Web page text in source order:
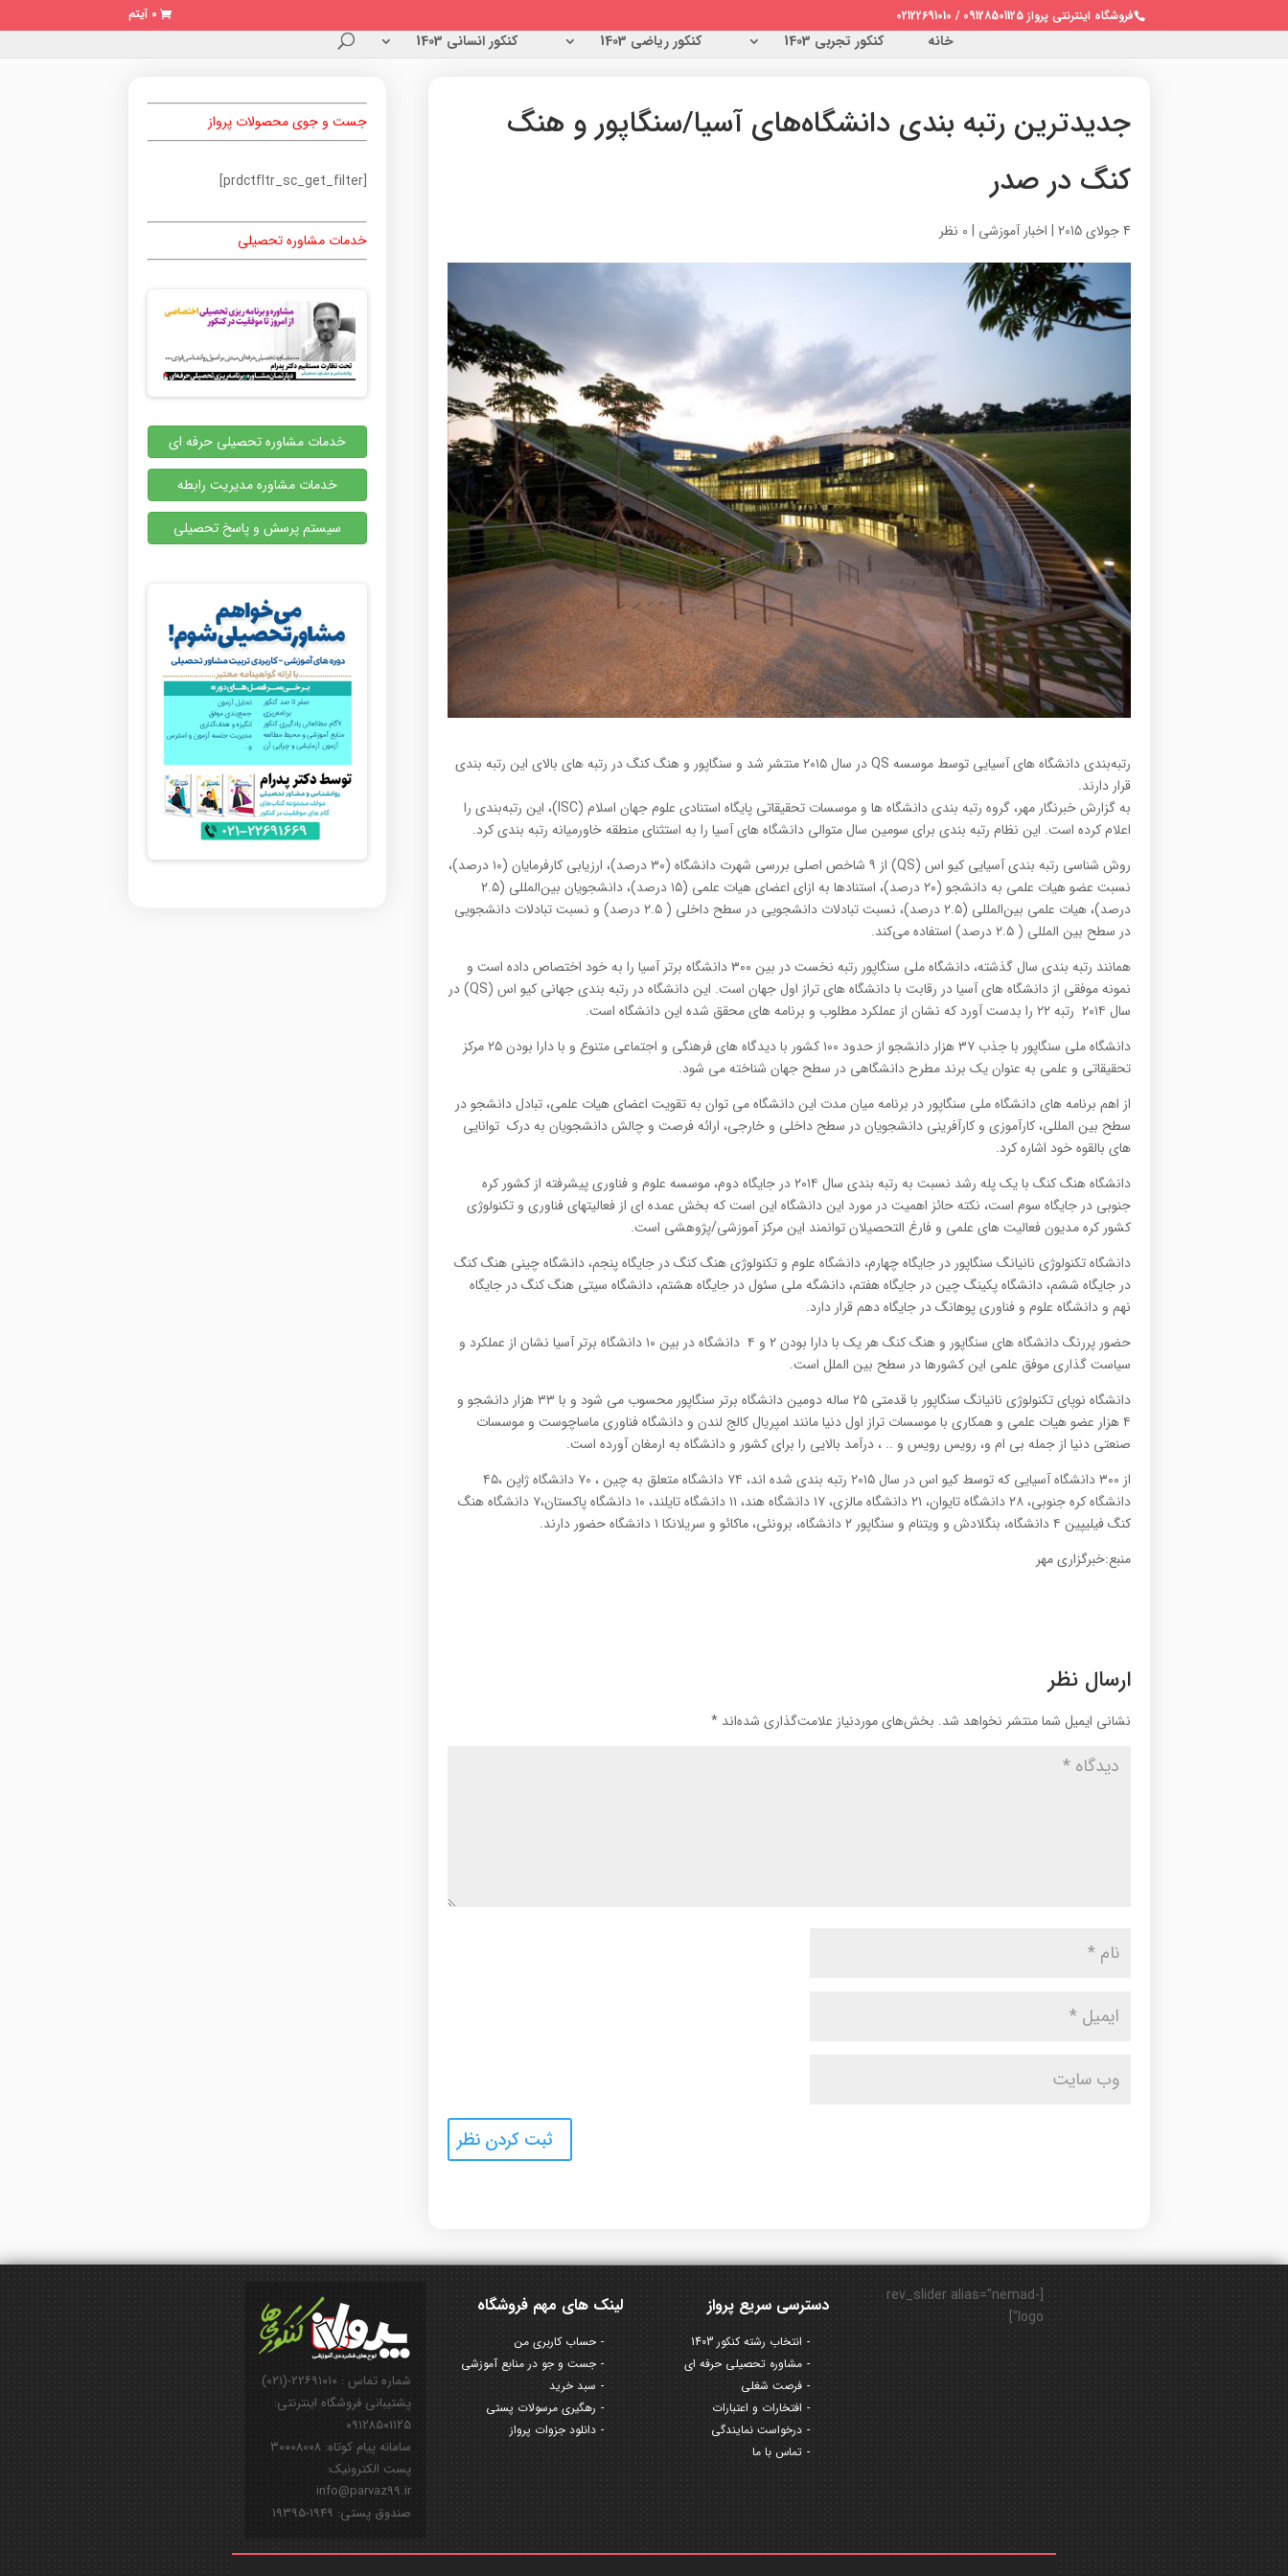
فروشگاه اینترنتی پرواز 09128501125 / 02122691010 0 آیتم
خانه کنکور تجربی 1403 کنکور ریاضی 1403 کنکور انسانی 1403
جدیدترین رتبه بندی دانشگاه‌های آسیا/سنگاپور و هنگ
کنگ در صدر
4 جولای 2015 | اخبار آموزشی | 0 نظر
رتبه‌بندی دانشگاه های آسیایی توسط موسسه QS در سال ۲۰۱۵ منتشر شد و سنگاپور و هنگ کنگ در رتبه های بالای این رتبه بندی
قرار دارند.
به گزارش خبرنگار مهر، گروه رتبه بندی دانشگاه ها و موسسات تحقیقاتی پايگاه استنادی علوم جهان اسلام (ISC)، این رتبه‌بندی را
اعلام کرده است. این نظام رتبه بندی برای سومین سال متوالی دانشگاه های آسیا را به استثنای منطقه خاورمیانه رتبه بندی کرد.
روش شناسی رتبه بندی آسیایی کیو اس (QS) از ۹ شاخص اصلی بررسی شهرت دانشگاه (۳۰ درصد)، ارزیابی کارفرمایان (۱۰ درصد)،
نسبت عضو هیات علمی به دانشجو (۲۰ درصد)، استنادها به ازای اعضای هیات علمی (۱۵ درصد)، دانشجویان بین‌المللی (۲.۵
درصد)، هیات علمی بین‌المللی (۲.۵ درصد)، نسبت تبادلات دانشجویی در سطح داخلی ( ۲.۵ درصد) و نسبت تبادلات دانشجویی
در سطح بین المللی ( ۲.۵ درصد) استفاده می‌کند.
همانند رتبه بندی سال گذشته، دانشگاه ملی سنگاپور رتبه نخست در بین ۳۰۰ دانشگاه برتر آسیا را به خود اختصاص داده است و
نمونه موفقی از دانشگاه های آسیا در رقابت با دانشگاه های تراز اول جهان است. این دانشگاه در رتبه بندی جهانی کیو اس (QS) در
سال ۲۰۱۴ رتبه ۲۲ را بدست آورد که نشان از عملکرد مطلوب و برنامه های محقق شده این دانشگاه است.
دانشگاه ملی سنگاپور با جذب ۳۷ هزار دانشجو از حدود ۱۰۰ کشور با دیدگاه های فرهنگی و اجتماعی متنوع و با دارا بودن ۲۵ مرکز
تحقیقاتی و علمی به عنوان یک برند مطرح دانشگاهی در سطح جهان شناخته می شود.
از اهم برنامه های دانشگاه ملی سنگاپور در برنامه میان مدت این دانشگاه می توان به تقویت اعضای هیات علمی، تبادل دانشجو در
سطح بین المللی، کارآموزی و کارآفرینی دانشجویان در سطح داخلی و خارجی، ارائه فرصت و چالش دانشجویان به درک توانایی
های بالقوه خود اشاره کرد.
دانشگاه هنگ کنگ با یک پله رشد نسبت به رتبه بندی سال ۲۰۱۴ در جایگاه دوم، موسسه علوم و فناوری پیشرفته از کشور کره
جنوبی در جایگاه سوم است، نکته حائز اهمیت در مورد این دانشگاه این است که بخش عمده ای از فعالیتهای فناوری و تکنولوژی
کشور کره مدیون فعالیت های علمی و فارغ التحصیلان توانمند این مرکز آموزشی/پژوهشی است.
دانشگاه تکنولوژی نانیانگ سنگاپور در جایگاه چهارم، دانشگاه علوم و تکنولوژی هنگ کنگ در جایگاه پنجم، دانشگاه چینی هنگ کنگ
در جایگاه ششم، دانشگاه پکینگ چین در جایگاه هفتم، دانشگه ملی سئول در جایگاه هشتم، دانشگاه سیتی هنگ کنگ در جایگاه
نهم و دانشگاه علوم و فناوری پوهانگ در جایگاه دهم قرار دارد.
حضور پررنگ دانشگاه های سنگاپور و هنگ کنگ هر یک با دارا بودن ۲ و ۴ دانشگاه در بین ۱۰ دانشگاه برتر آسیا نشان از عملکرد و
سیاست گذاری موفق علمی این کشورها در سطح بین الملل است.
دانشگاه نوپای تکنولوژی نانیانگ سنگاپور با قدمتی ۲۵ ساله دومین دانشگاه برتر سنگاپور محسوب می شود و با ۳۳ هزار دانشجو و
۴ هزار عضو هیات علمی و همکاری با موسسات تراز اول دنیا مانند امپریال کالج لندن و دانشگاه فناوری ماساچوست و موسسات
صنعتی دنیا از جمله بی ام و، رویس رویس و .. ، درآمد بالایی را برای کشور و دانشگاه به ارمغان آورده است.
از ۳۰۰ دانشگاه آسیایی که توسط کیو اس در سال ۲۰۱۵ رتبه بندی شده اند، ۷۴ دانشگاه متعلق به چین ، ۷۰ دانشگاه ژاپن ،۴۵
دانشگاه کره جنوبی، ۲۸ دانشگاه تایوان، ۲۱ دانشگاه مالزی، ۱۷ دانشگاه هند، ۱۱ دانشگاه تایلند، ۱۰ دانشگاه پاکستان،۷ دانشگاه هنگ
کنگ فیلیپین ۴ دانشگاه، بنگلادش و ویتنام و سنگاپور ۲ دانشگاه، برونئی، ماکائو و سریلانکا ۱ دانشگاه حضور دارند.
منبع:خبرگزاری مهر
ارسال نظر
نشانی ایمیل شما منتشر نخواهد شد. بخش‌های موردنیاز علامت‌گذاری شده‌اند*
جست و جوی محصولات پرواز
[prdctfltr_sc_get_filter]
خدمات مشاوره تحصیلی
خدمات مشاوره تحصیلی حرفه ای
خدمات مشاوره مدیریت رابطه
سیستم پرسش و پاسخ تحصیلی
شماره تماس : ۲۲۶۹۱۰۱۰-(۰۲۱)
پشتیبانی فروشگاه اینترنتی:
۰۹۱۲۸۵۰۱۱۲۵
سامانه پیام کوتاه: ۳۰۰۰۸۰۰۸
پست الکترونیک:
info@parvaz99.ir
صندوق پستی: ۱۹۴۹-۱۹۳۹۵
لینک های مهم فروشگاه
حساب کاربری من
جست و جو در منابع آموزشی
سبد خرید
رهگیری مرسولات پستی
دانلود جزوات پرواز
دسترسی سریع پرواز
انتخاب رشته کنکور 1403
مشاوره تحصیلی حرفه ای
فرصت شغلی
افتخارات و اعتبارات
درخواست نمایندگی
تماس با ما
[rev_slider alias="nemad-
logo"]